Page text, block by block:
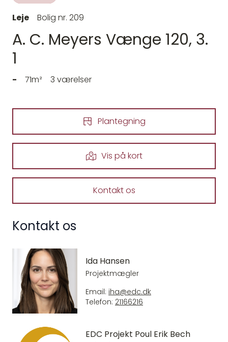
Leje Bolig nr. 209
A. C. Meyers Vænge 120, 3.
1
- 71m² 3 værelser
Plantegning
Vis på kort
Kontakt os
Kontakt os
Ida Hansen
Projektmægler
Email: iha@edc.dk
Telefon: 21166216
EDC Projekt Poul Erik Bech